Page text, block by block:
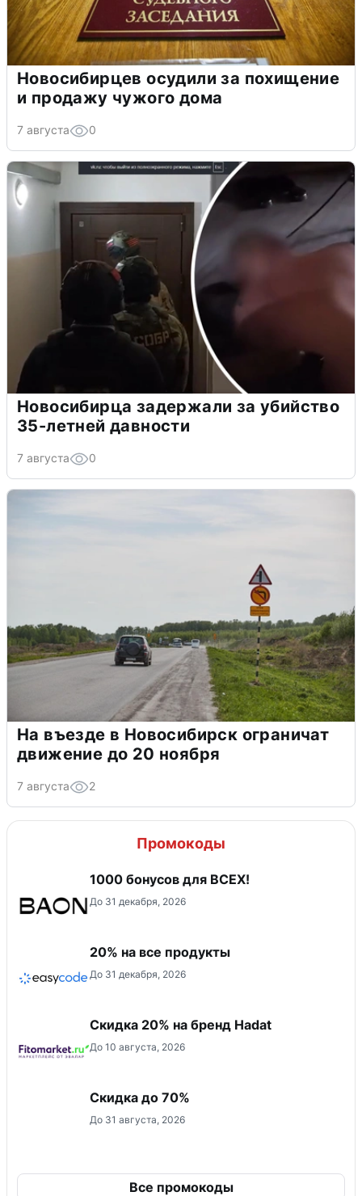
Новосибирцев осудили за похищение
и продажу чужого дома
7 августа 0
Новосибирца задержали за убийство
35-летней давности
7 августа 0
На въезде в Новосибирск ограничат
движение до 20 ноября
7 августа 2
Промокоды
1000 бонусов для ВСЕХ!
До 31 декабря, 2026
20% на все продукты
До 31 декабря, 2026
Скидка 20% на бренд Hadat
До 10 августа, 2026
Скидка до 70%
До 31 августа, 2026
Все промокоды